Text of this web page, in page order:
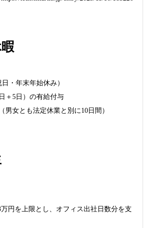
・年末年始休み）
＋5日）の有給付与
男女とも法定休業と別に10日間）
円を上限とし、オフィス出社日数分を支